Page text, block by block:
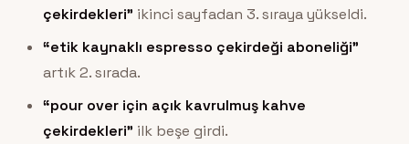
çekirdekleri” ikinci sayfadan 3. sıraya yükseldi.
“etik kaynaklı espresso çekirdeği aboneliği”
artık 2. sırada.
“pour over için açık kavrulmuş kahve
çekirdekleri” ilk beşe girdi.